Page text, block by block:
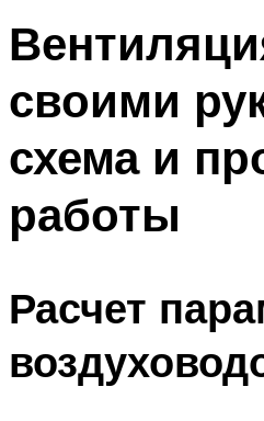
Меню
своими
схема и
работы
Расчет